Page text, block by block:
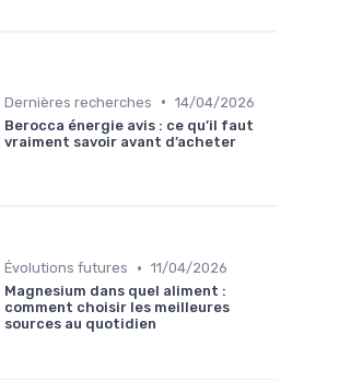
Dernières recherches • 14/04/2026
Berocca énergie avis : ce qu’il faut
vraiment savoir avant d’acheter
Évolutions futures • 11/04/2026
Magnesium dans quel aliment :
comment choisir les meilleures
sources au quotidien